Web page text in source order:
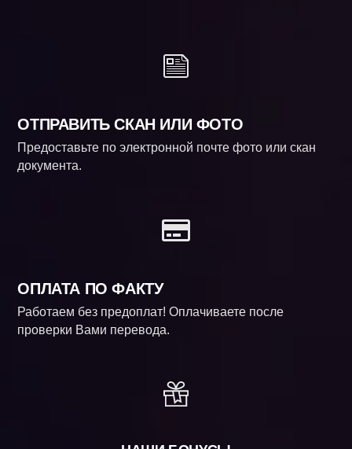
ОТПРАВИТЬ СКАН ИЛИ ФОТО
Предоставьте по электронной почте фото или скан
документа.
ОПЛАТА ПО ФАКТУ
Работаем без предоплат! Оплачиваете после
проверки Вами перевода.